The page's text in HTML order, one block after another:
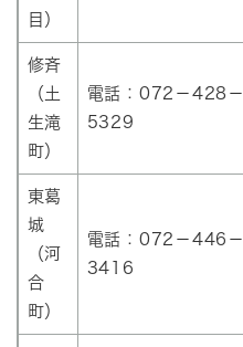
目）
修斉
（土
生滝
町）
電話：072－428－
5329
東葛
城
（河
合
町）
電話：072－446－
3416